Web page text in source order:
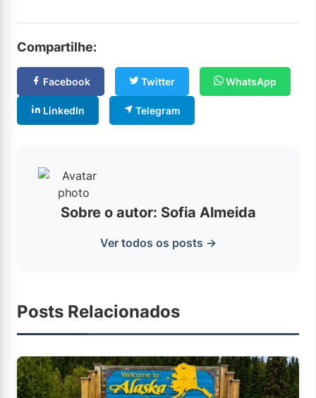
Compartilhe:
Facebook Twitter WhatsApp
LinkedIn Telegram
Sobre o autor: Sofia Almeida
Ver todos os posts →
Posts Relacionados